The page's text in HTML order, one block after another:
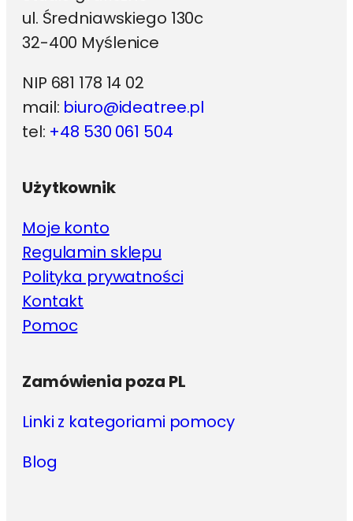
ul. Średniawskiego 130c
32-400 Myślenice
NIP 681 178 14 02
mail: biuro@ideatree.pl
tel: +48 530 061 504
Użytkownik
Moje konto
Regulamin sklepu
Polityka prywatności
Kontakt
Pomoc
Zamówienia poza PL
Linki z kategoriami pomocy
Blog